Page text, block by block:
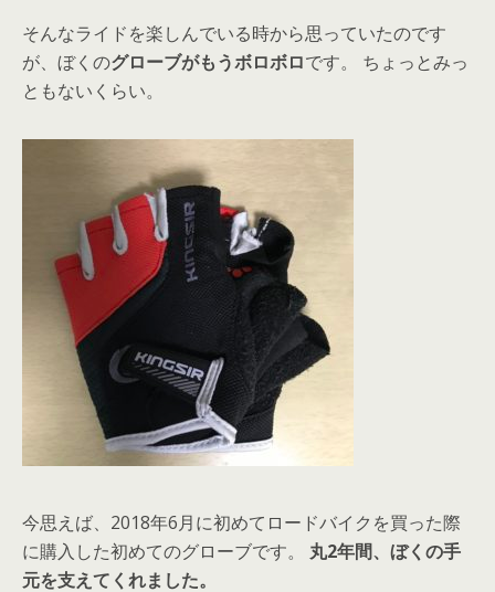
そんなライドを楽しんでいる時から思っていたのです
が、ぼくのグローブがもうボロボロです。 ちょっとみっ
ともないくらい。
今思えば、2018年6月に初めてロードバイクを買った際
に購入した初めてのグローブです。 丸2年間、ぼくの手
元を支えてくれました。